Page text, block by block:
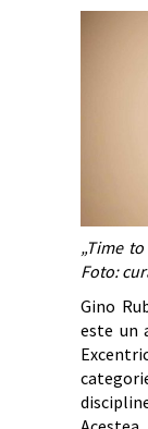
„Time
Foto:
Gino
este un